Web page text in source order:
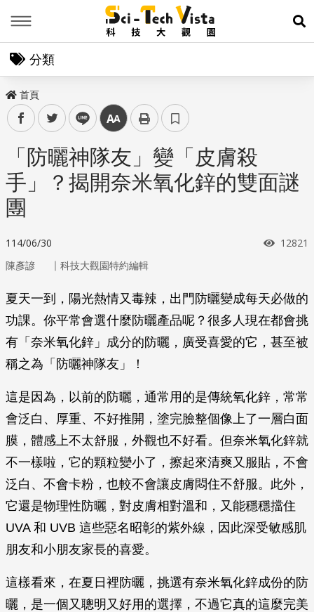
展
分類
首頁
facebooktwitter line 中
「防曬神隊友」變「皮膚殺
手」？揭開奈米氧化鋅的雙面謎
團
114/06/30 瀏覽次
12821
陳彥諺 ｜ 科技大觀園特約編輯
夏天一到，陽光熱情又毒辣，出門防曬變成每天必做的
功課。你平常會選什麼防曬產品呢？很多人現在都會挑
有「奈米氧化鋅」成分的防曬，廣受喜愛的它，甚至被
稱之為「防曬神隊友」！
這是因為，以前的防曬，通常用的是傳統氧化鋅，常常
會泛白、厚重、不好推開，塗完臉整個像上了一層白面
膜，體感上不太舒服，外觀也不好看。但奈米氧化鋅就
不一樣啦，它的顆粒變小了，擦起來清爽又服貼，不會
泛白、不會卡粉，也較不會讓皮膚悶住不舒服。此外，
它還是物理性防曬，對皮膚相對溫和，又能穩穩擋住
UVA 和 UVB 這些惡名昭彰的紫外線，因此深受敏感肌
朋友和小朋友家長的喜愛。
這樣看來，在夏日裡防曬，挑選有奈米氧化鋅成份的防
曬，是一個又聰明又好用的選擇，不過它真的這麼完美